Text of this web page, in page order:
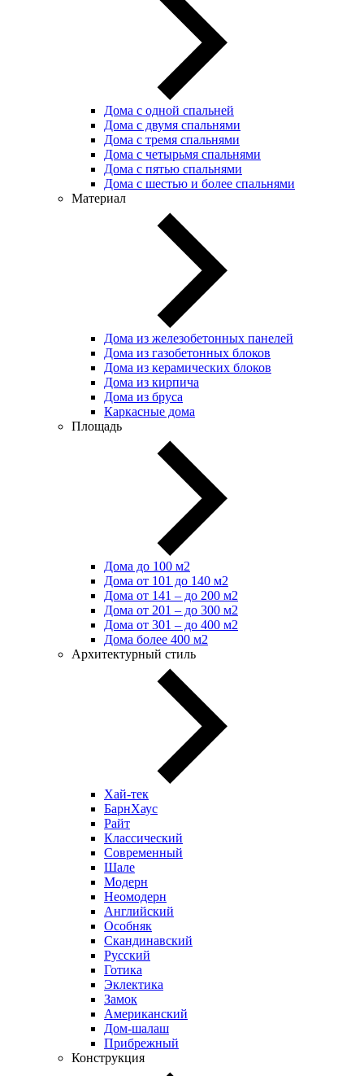
Дома с одной спальней
Дома с двумя спальнями
Дома с тремя спальнями
Дома с четырьмя спальнями
Дома с пятью спальнями
Дома с шестью и более спальнями
Материал
Дома из железобетонных панелей
Дома из газобетонных блоков
Дома из керамических блоков
Дома из кирпича
Дома из бруса
Каркасные дома
Площадь
Дома до 100 м2
Дома от 101 до 140 м2
Дома от 141 – до 200 м2
Дома от 201 – до 300 м2
Дома от 301 – до 400 м2
Дома более 400 м2
Архитектурный стиль
Хай-тек
БарнХаус
Райт
Классический
Современный
Шале
Модерн
Неомодерн
Английский
Особняк
Скандинавский
Русский
Готика
Эклектика
Замок
Американский
Дом-шалаш
Прибрежный
Конструкция